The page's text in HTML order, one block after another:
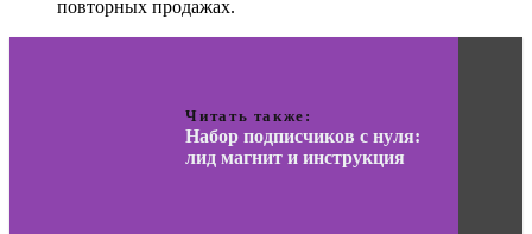
повторных продажах.
Читать также:
Набор подписчиков с нуля:
лид магнит и инструкция